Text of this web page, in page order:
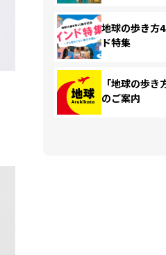
地球の歩き方
ド特集
「地球の歩
のご案内